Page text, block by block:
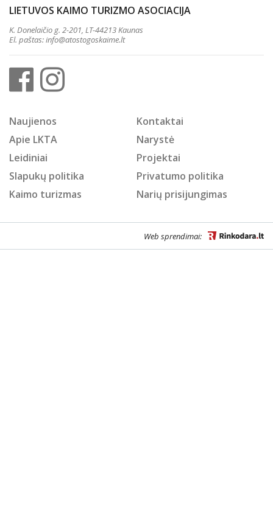
LIETUVOS KAIMO TURIZMO ASOCIACIJA
K. Donelaičio g. 2-201, LT-44213 Kaunas
El. paštas:info@atostogoskaime.lt
Naujienos
Kontaktai
Apie LKTA
Narystė
Leidiniai
Projektai
Slapukų politika
Privatumo politika
Kaimo turizmas
Narių prisijungimas
Web sprendimai: